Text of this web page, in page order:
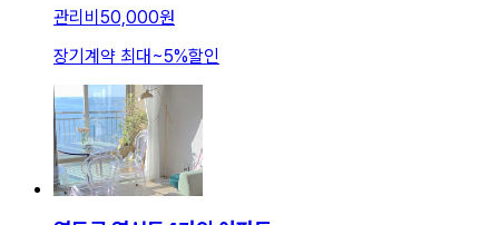
관리비 50,000원
장기계약 최대~5%할인